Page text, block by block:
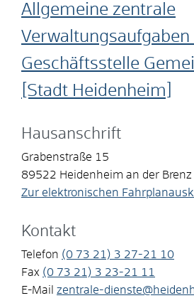
Allgemeine zentrale
Verwaltungsaufgaben
Geschäftsstelle
[Stadt Heidenheim]
Hausanschrift
Grabenstraße 15
89522 Heidenheim an der Brenz
Zur elektronischen
Kontakt
Telefon (0 73 21) 3 27-21
10
Fax (0 73 21) 3 23-21
11
E-Mail zentrale-